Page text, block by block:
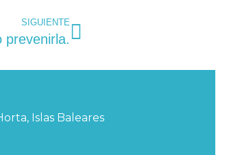
SIGUIENTE
prevenirla.
Islas Baleares